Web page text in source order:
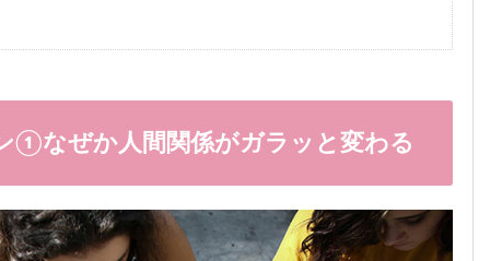
ン①なぜか人間関係がガラッと変わる